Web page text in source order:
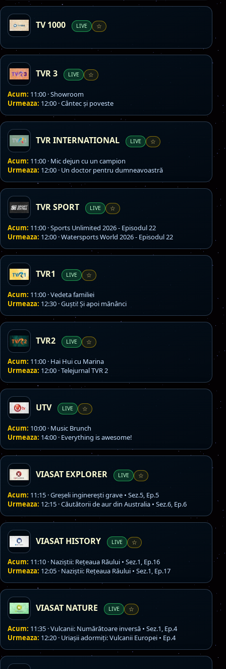
TV 1000 LIVE ☆
TVR 3 LIVE ☆
Acum: 11:00 · Showroom
Urmeaza: 12:00 · Cântec şi poveste
TVR INTERNATIONAL LIVE ☆
Acum: 11:00 · Mic dejun cu un campion
Urmeaza: 12:00 · Un doctor pentru dumneavoastră
TVR SPORT LIVE ☆
Acum: 11:00 · Sports Unlimited 2026 - Episodul 22
Urmeaza: 12:00 · Watersports World 2026 - Episodul 22
TVR1 LIVE ☆
Acum: 11:00 · Vedeta familiei
Urmeaza: 12:30 · Guşti! Şi apoi mănânci
TVR2 LIVE ☆
Acum: 11:00 · Hai Hui cu Marina
Urmeaza: 12:00 · Telejurnal TVR 2
UTV LIVE ☆
Acum: 10:00 · Music Brunch
Urmeaza: 14:00 · Everything is awesome!
VIASAT EXPLORER LIVE ☆
Acum: 11:15 · Greșeli inginerești grave • Sez.5, Ep.5
Urmeaza: 12:15 · Căutătorii de aur din Australia • Sez.6, Ep.6
VIASAT HISTORY LIVE ☆
Acum: 11:10 · Naziștii: Rețeaua Răului • Sez.1, Ep.16
Urmeaza: 12:05 · Naziștii: Rețeaua Răului • Sez.1, Ep.17
VIASAT NATURE LIVE ☆
Acum: 11:35 · Vulcanii: Numărătoare inversă • Sez.1, Ep.4
Urmeaza: 12:20 · Uriașii adormiți: Vulcanii Europei • Ep.4